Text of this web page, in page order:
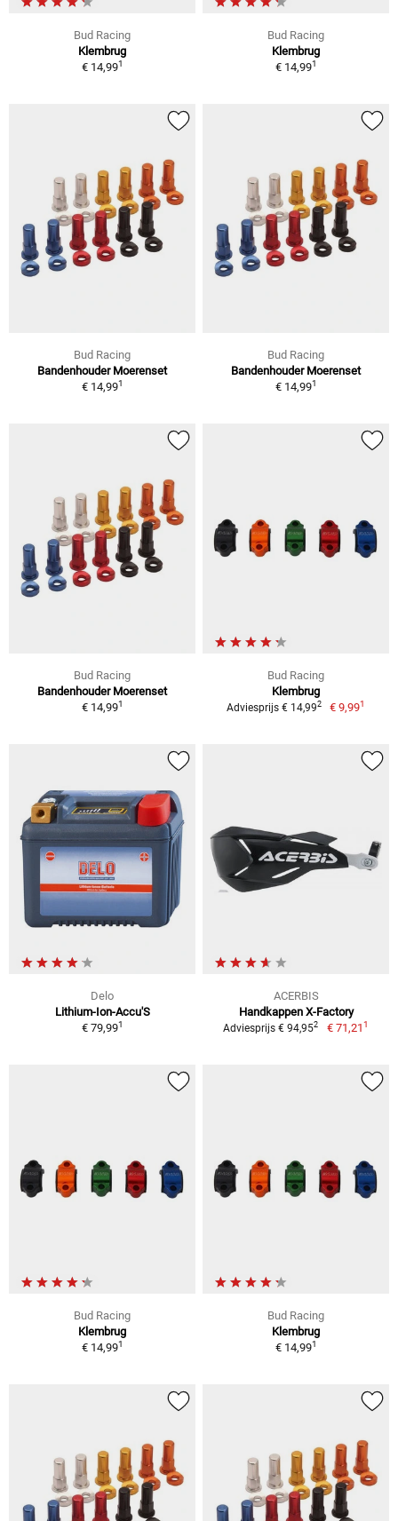
Bud Racing
Klembrug
€ 14,991
Bud Racing
Klembrug
€ 14,991
Bud Racing
Bandenhouder Moerenset
€ 14,991
Bud Racing
Bandenhouder Moerenset
€ 14,991
Bud Racing
Bandenhouder Moerenset
€ 14,991
Bud Racing
Klembrug
Adviesprijs € 14,992 € 9,991
Delo
Lithium-Ion-Accu'S
€ 79,991
ACERBIS
Handkappen X-Factory
Adviesprijs € 94,952 € 71,211
Bud Racing
Klembrug
€ 14,991
Bud Racing
Klembrug
€ 14,991